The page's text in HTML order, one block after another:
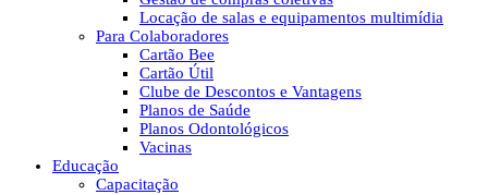
Locação de salas e equipamentos multimídia
Para Colaboradores
Cartão Bee
Cartão Útil
Clube de Descontos e Vantagens
Planos de Saúde
Planos Odontológicos
Vacinas
Educação
Capacitação